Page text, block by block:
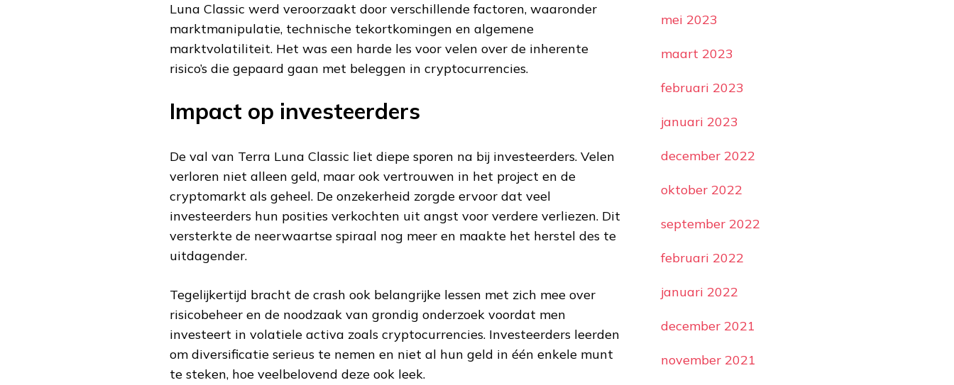
Luna Classic werd veroorzaakt door verschillende factoren, waaronder
marktmanipulatie, technische tekortkomingen en algemene
marktvolatiliteit. Het was een harde les voor velen over de inherente
risico’s die gepaard gaan met beleggen in cryptocurrencies.
Impact op investeerders
De val van Terra Luna Classic liet diepe sporen na bij investeerders. Velen
verloren niet alleen geld, maar ook vertrouwen in het project en de
cryptomarkt als geheel. De onzekerheid zorgde ervoor dat veel
investeerders hun posities verkochten uit angst voor verdere verliezen. Dit
versterkte de neerwaartse spiraal nog meer en maakte het herstel des te
uitdagender.
Tegelijkertijd bracht de crash ook belangrijke lessen met zich mee over
risicobeheer en de noodzaak van grondig onderzoek voordat men
investeert in volatiele activa zoals cryptocurrencies. Investeerders leerden
om diversificatie serieus te nemen en niet al hun geld in één enkele munt
te steken, hoe veelbelovend deze ook leek.
mei 2023
maart 2023
februari 2023
januari 2023
december 2022
oktober 2022
september 2022
februari 2022
januari 2022
december 2021
november 2021